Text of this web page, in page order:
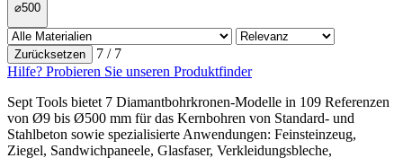
⌀500
Zurücksetzen 7 / 7
Hilfe? Probieren Sie unseren Produktfinder
Sept Tools bietet 7 Diamantbohrkronen-Modelle in 109 Referenzen
von Ø9 bis Ø500 mm für das Kernbohren von Standard- und
Stahlbeton sowie spezialisierte Anwendungen: Feinsteinzeug,
Ziegel, Sandwichpaneele, Glasfaser, Verkleidungsbleche,